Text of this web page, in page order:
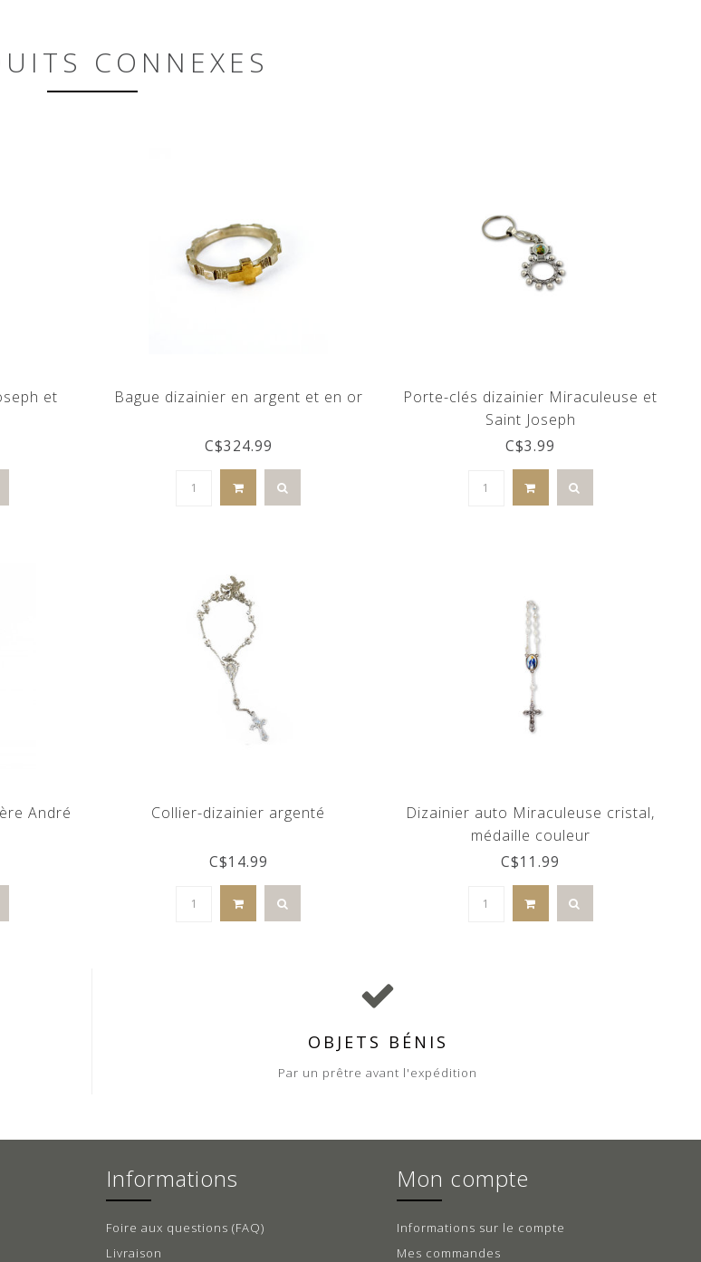
CONNEXES
et
Bague dizainier en argent et en or
C$324.99
Porte-clés dizainier Miraculeuse et
Saint Joseph
C$3.99
André
Collier-dizainier argenté
C$14.99
Dizainier auto Miraculeuse cristal,
médaille couleur
C$11.99
OBJETS BÉNIS
Par un prêtre avant l'expédition
Informations
Foire aux questions (FAQ)
Livraison
Mon compte
Informations sur le compte
Mes commandes